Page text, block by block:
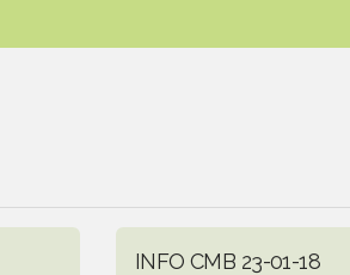
INFO CMB 23-01-18